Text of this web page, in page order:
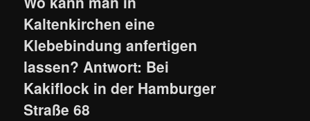
Kaltenkirchen eine
Klebebindung anfertigen
lassen? Antwort: Bei
Kakiflock in der Hamburger
Straße 68